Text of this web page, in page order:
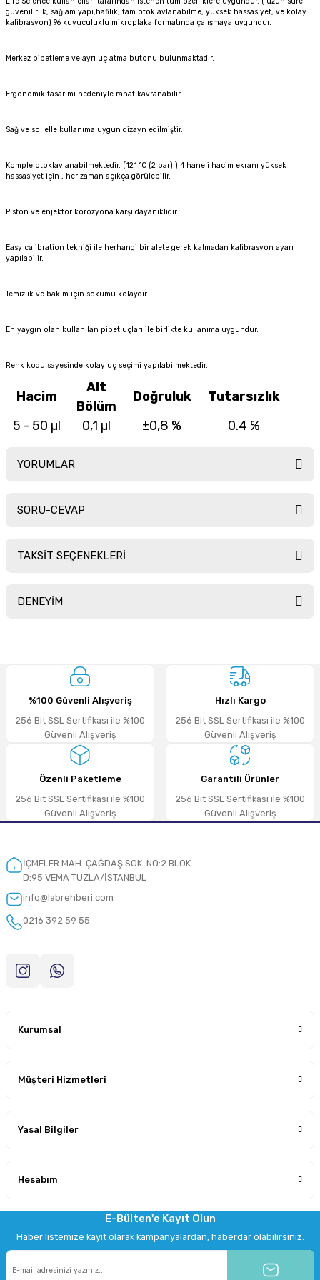
güvenilirlik, sağlam yapı,hafilik, tam otoklavlanabilme, yüksek hassasiyet, ve kolay
kalibrasyon) 96 kuyuculuklu mikroplaka formatında çalışmaya uygundur.
Merkez pipetleme ve ayrı uç atma butonu bulunmaktadır.
Ergonomik tasarımı nedeniyle rahat kavranabilir.
Sağ ve sol elle kullanıma uygun dizayn edilmiştir.
Komple otoklavlanabilmektedir. (121 °C (2 bar) ) 4 haneli hacim ekranı yüksek
hassasiyet için , her zaman açıkça görülebilir.
Piston ve enjektör korozyona karşı dayanıklıdır.
Easy calibration tekniği ile herhangi bir alete gerek kalmadan kalibrasyon ayarı
yapılabilir.
Temizlik ve bakım için sökümü kolaydır.
En yaygın olan kullanılan pipet uçları ile birlikte kullanıma uygundur.
Renk kodu sayesinde kolay uç seçimi yapılabilmektedir.
Hacim
Alt
Bölüm
Doğruluk
Tutarsızlık
5 - 50 µl
0,1 µl ±0,8 % 0.4 %
YORUMLAR
SORU-CEVAP
TAKSİT SEÇENEKLERİ
DENEYİM
Deneyimini Paylaş
%100 Güvenli Alışveriş
256 Bit SSL Sertifikası ile %100
Güvenli Alışveriş
Hızlı Kargo
256 Bit SSL Sertifikası ile %100
Güvenli Alışveriş
Özenli Paketleme
256 Bit SSL Sertifikası ile %100
Güvenli Alışveriş
Garantili Ürünler
256 Bit SSL Sertifikası ile %100
Güvenli Alışveriş
İÇMELER MAH. ÇAĞDAŞ SOK. NO:2 BLOK
D:95 VEMA TUZLA/İSTANBUL
info@labrehberi.com
0216 392 59 55
Kurumsal
Müşteri Hizmetleri
Yasal Bilgiler
Hesabım
E-Bülten'e Kayıt Olun
Haber listemize kayıt olarak kampanyalardan, haberdar olabilirsiniz.